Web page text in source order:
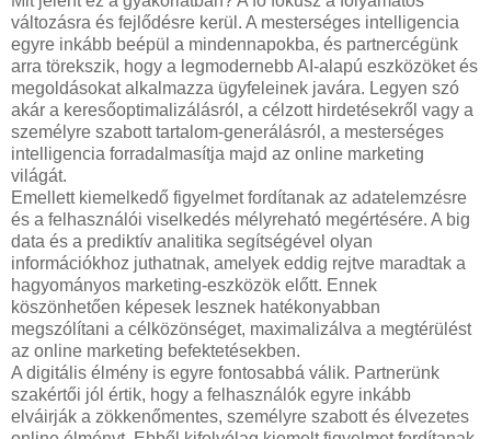
változásra és fejlődésre kerül. A mesterséges intelligencia
egyre inkább beépül a mindennapokba, és partnercégünk
arra törekszik, hogy a legmodernebb AI-alapú eszközöket és
megoldásokat alkalmazza ügyfeleinek javára. Legyen szó
akár a keresőoptimalizálásról, a célzott hirdetésekről vagy a
személyre szabott tartalom-generálásról, a mesterséges
intelligencia forradalmasítja majd az online marketing
világát.
Emellett kiemelkedő figyelmet fordítanak az adatelemzésre
és a felhasználói viselkedés mélyreható megértésére. A big
data és a prediktív analitika segítségével olyan
információkhoz juthatnak, amelyek eddig rejtve maradtak a
hagyományos marketing-eszközök előtt. Ennek
köszönhetően képesek lesznek hatékonyabban
megszólítani a célközönséget, maximalizálva a megtérülést
az online marketing befektetésekben.
A digitális élmény is egyre fontosabbá válik. Partnerünk
szakértői jól értik, hogy a felhasználók egyre inkább
elváirják a zökkenőmentes, személyre szabott és élvezetes